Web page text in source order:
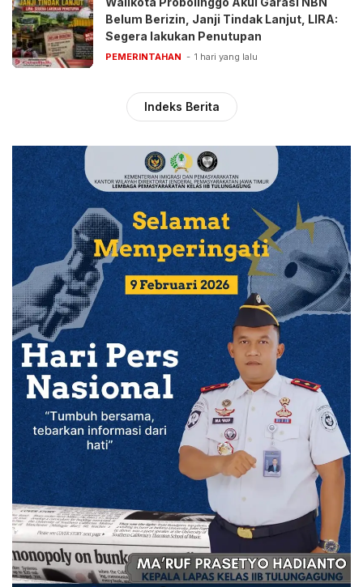
Belum Berizin, Janji Tindak Lanjut, LIRA:
Segera lakukan Penutupan
PEMERINTAHAN 1 hari yang lalu
Indeks Berita